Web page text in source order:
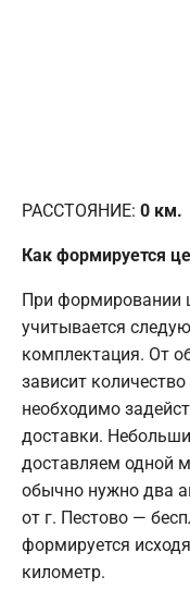
РАССТОЯНИЕ: 0 км.
Как формируется
При формировании
учитывается
комплектация. От
зависит
необходимо
доставки.
доставляем одной
обычно нужно два
от г. Пестово —
формируется
километр.